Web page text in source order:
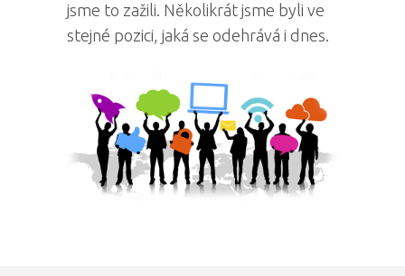
jsme to zažili. Několikrát jsme byli ve
stejné pozici, jaká se odehrává i dnes.